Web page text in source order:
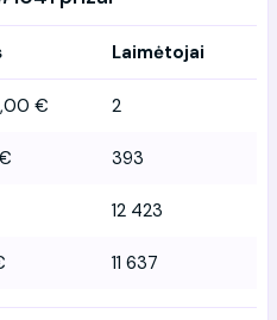
Laimėtojai
€ 2
393
12 423
11 637